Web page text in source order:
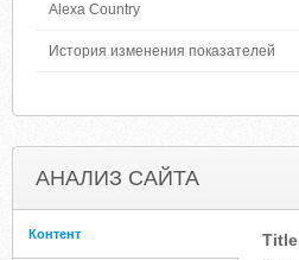
Alexa Country
История изменения показателей
АНАЛИЗ САЙТА
Контент Title